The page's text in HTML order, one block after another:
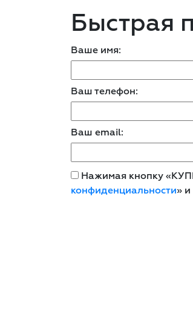
Быстрая
Ваше имя:
Ваш телефон:
Ваш email:
Нажимая кнопку
конфиденциальности» и